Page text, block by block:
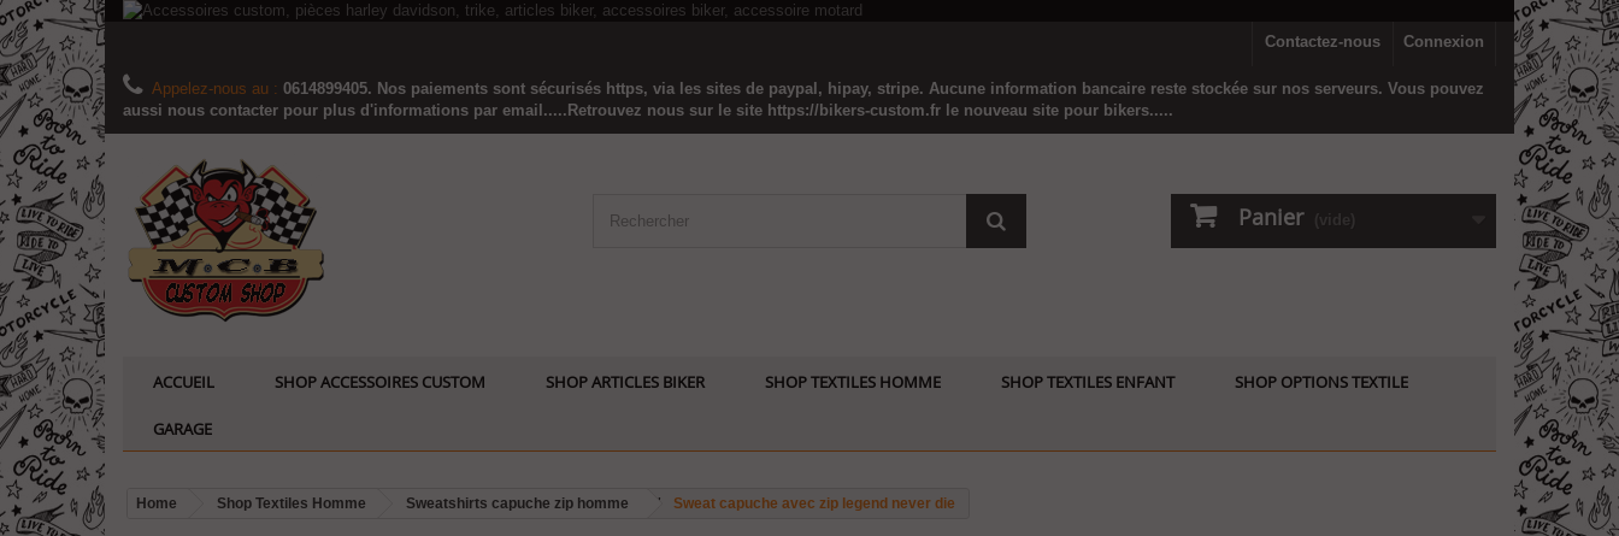
Connexion
Contactez-nous
Appelez-nous au : 0614899405. Nos paiements sont sécurisés https, via les sites de paypal, hipay, stripe. Aucune information bancaire reste stockée sur nos serveurs. Vous pouvez
aussi nous contacter pour plus d'informations par email.....Retrouvez nous sur le site https://bikers-custom.fr le nouveau site pour bikers.....
Panier (vide)
ACCUEIL SHOP ACCESSOIRES CUSTOM SHOP ARTICLES BIKER SHOP TEXTILES HOMME SHOP TEXTILES ENFANT SHOP OPTIONS TEXTILE
GARAGE
Home Shop Textiles Homme Sweatshirts capuche zip homme Sweat capuche avec zip legend never die